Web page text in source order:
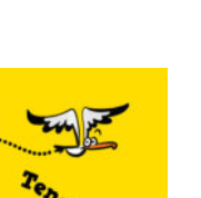
2 499 FT.
IS: 1 999 FT.